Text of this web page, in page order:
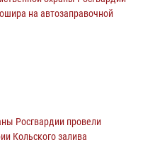
на автозаправочной
Росгвардии провели
Кольского залива